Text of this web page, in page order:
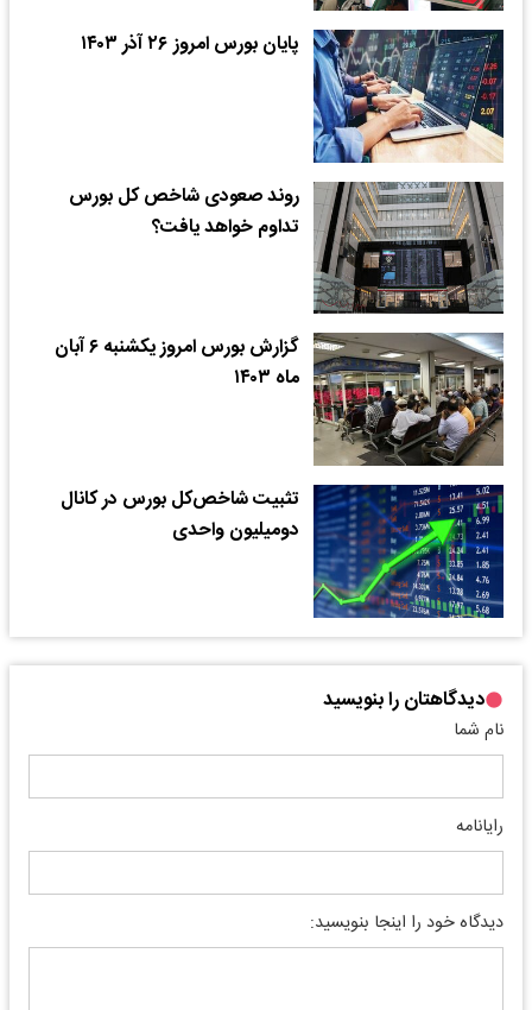
پایان بورس امروز ۲۶ آذر ۱۴۰۳
روند صعودی شاخص کل بورس
تداوم خواهد یافت؟
گزارش بورس امروز یکشنبه ۶ آبان
ماه ۱۴۰۳
تثبیت شاخص‌کل بورس در کانال
دو‌میلیون واحدی
دیدگاهتان را بنویسید
نام شما
رایانامه
دیدگاه خود را اینجا بنویسید: